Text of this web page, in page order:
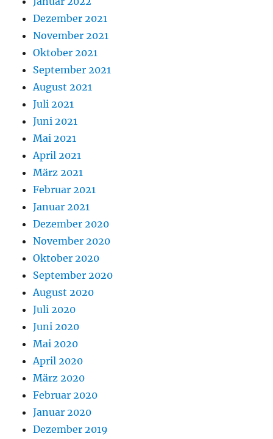
Dezember 2021
November 2021
Oktober 2021
September 2021
August 2021
Juli 2021
Juni 2021
Mai 2021
April 2021
März 2021
Februar 2021
Januar 2021
Dezember 2020
November 2020
Oktober 2020
September 2020
August 2020
Juli 2020
Juni 2020
Mai 2020
April 2020
März 2020
Februar 2020
Januar 2020
Dezember 2019